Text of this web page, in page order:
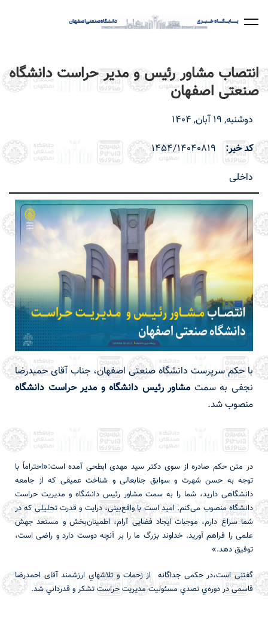
انتصاب مشاور رئیس و مدیر حراست دانشگاه
صنعتی اصفهان
دوشنبه, 19 آبان, 1404
کد خبر
1454/14040819
داخلی
با حکم سرپرست دانشگاه صنعتی اصفهان، جناب آقای حمیدرضا
نجفی به سمت مشاور رئیس دانشگاه و مدیر حراست دانشگاه
منصوب شد.
در متن حکم صادره از سوی دکتر سید مهدی ابطحی آمده است:«احتراماً با
توجه به حسن شهرت و سوابق جنابعالی و شناخت عمیقی که از جامعه
دانشگاهی دارید، شما را به سمت مشاور رئیس دانشگاه و مدیریت حراست
دانشگاه منصوب می‌کنم. امید است با واقع‌بینی، درایت و قدرت تحلیلی که در
شما سراغ دارم، موجبات ایجاد فضایی آرام، اطمینان‌بخش و مستعد جهش
علمی را فراهم آورید. خداوند بزرگ ما را بر آنچه دوست دارد و راضی است،
توفیق دهد.»
گفتنی است،در حکمی جداگانه از زحمات و تلاشهاي ارزشمند آقای احمدرضا
قاسمی در دوره‌ي تصدي مسئوليت مدیریت حراست تشكر و قدرداني شد.